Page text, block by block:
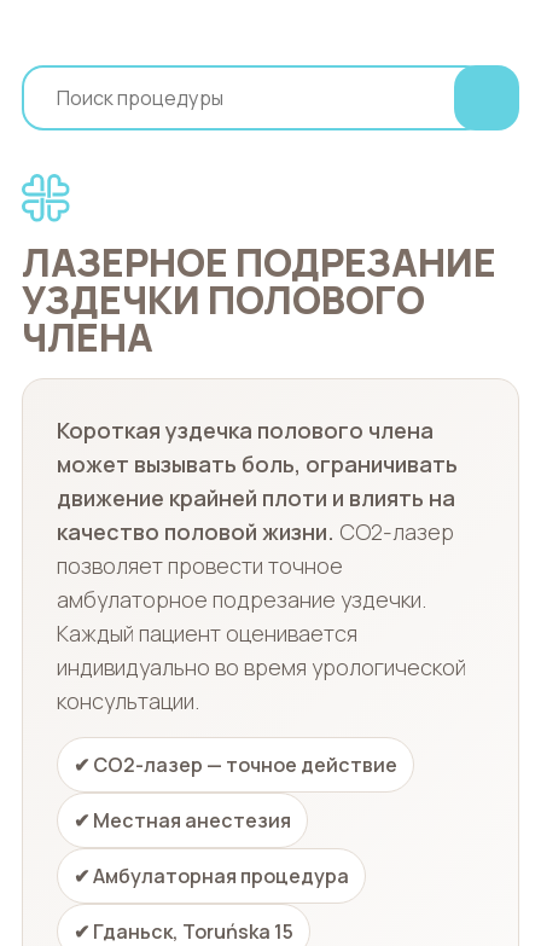
ЛАЗЕРНОЕ ПОДРЕЗАНИЕ
УЗДЕЧКИ ПОЛОВОГО
ЧЛЕНА
Короткая уздечка полового члена
может вызывать боль, ограничивать
движение крайней плоти и влиять на
качество половой жизни. CO2-лазер
позволяет провести точное
амбулаторное подрезание уздечки.
Каждый пациент оценивается
индивидуально во время урологической
консультации.
✔ CO2-лазер — точное действие
✔ Местная анестезия
✔ Амбулаторная процедура
✔ Гданьск, Toruńska 15